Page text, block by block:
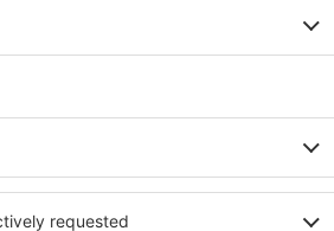
Ce fel de facilităţi oferă
Facilitățile proprietăţilor în Nosy
numărul de stele. Oaspeții pot
balcon, aer condiționat, ustensile
cafelei, prosoape și acces la
gratuită, pot comanda o masă la
hotel cu piscină. În plus, pot
proprietăți care oferă transport de